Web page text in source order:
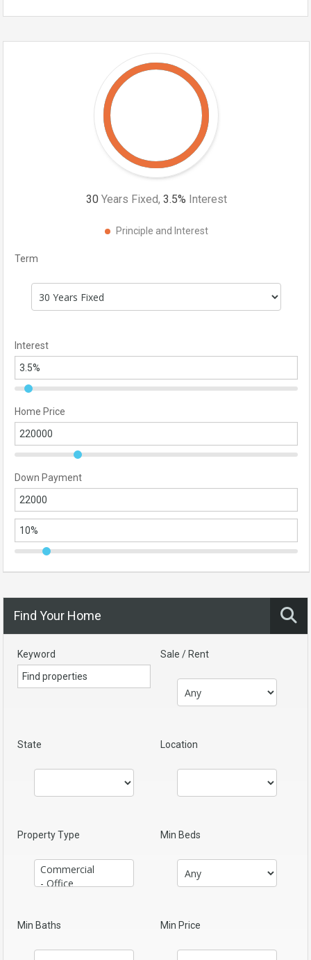
30 Years Fixed, 3.5% Interest
Principle and Interest
Term
Interest
Home Price
Down Payment
Find Your Home
Keyword Sale / Rent
State Location
Property Type Min Beds
Min Baths Min Price